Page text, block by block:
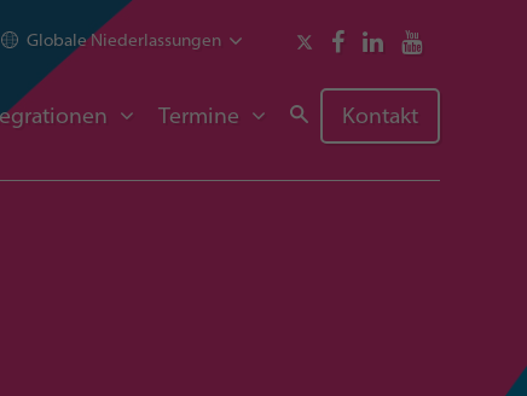
Globale Niederlassungen
Termine Kontakt